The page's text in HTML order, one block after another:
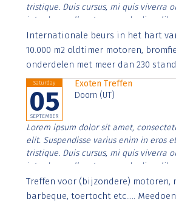
tristique. Duis cursus, mi quis viverra
interdum nulla, ut commodo diam
Aenean faucibus nibh et justo cursus
imperdiet. Nunc ut sem vitae risus
Internationale beurs in het hart
10.000 m2 oldtimer motoren,
onderdelen met meer dan 230
Saturday
05
SEPTEMBER
Exoten Treffen
Doorn (UT)
Lorem ipsum dolor sit amet,
elit. Suspendisse varius enim in eros
tristique. Duis cursus, mi quis viverra
interdum nulla, ut commodo diam
Aenean faucibus nibh et justo cursus
imperdiet. Nunc ut sem vitae risus
Treffen voor (bijzondere) motoren,
barbeque, toertocht etc.....